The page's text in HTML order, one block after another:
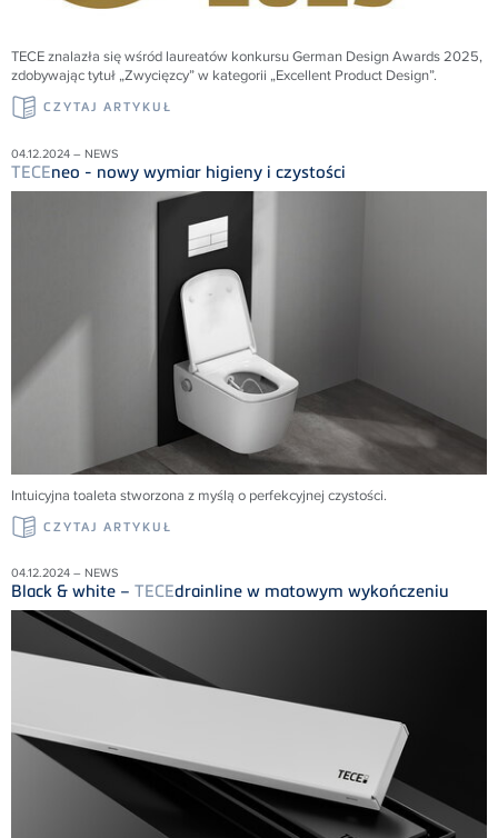
TECE znalazła się wśród laureatów konkursu German Design Awards 2025,
zdobywając tytuł „Zwycięzcy” w kategorii „Excellent Product Design”.
CZYTAJ ARTYKUŁ
04.12.2024 – NEWS
TECEneo - nowy wymiar higieny i czystości
Intuicyjna toaleta stworzona z myślą o perfekcyjnej czystości.
CZYTAJ ARTYKUŁ
04.12.2024 – NEWS
Black & white – TECEdrainline w matowym wykończeniu